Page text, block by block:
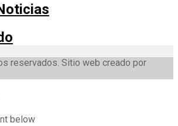
reservados. Sitio web creado por
below